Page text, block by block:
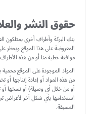
حقوق النشر
بنك البركة وأطراف أخرى يمتلكون
المعروضة على هذا الموقع ويحظر
موافقة خطية منا أو من هذه
المواد الموجودة على الموقع
من هذه المواد أو إعادة إنتاجها
أو من خلال أي وسيلة) أو نسخها أو
استخدامها بأي شكل آخر لأغراض
المسبقة.